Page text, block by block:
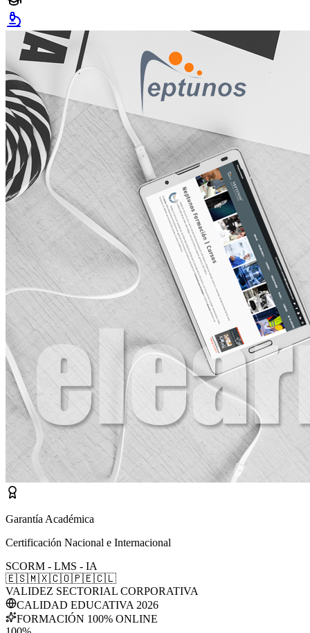
Garantía Académica
Certificación Nacional e Internacional
SCORM - LMS - IA
🇪🇸🇲🇽🇨🇴🇵🇪🇨🇱
VALIDEZ SECTORIAL CORPORATIVA
CALIDAD EDUCATIVA 2026
FORMACIÓN 100% ONLINE